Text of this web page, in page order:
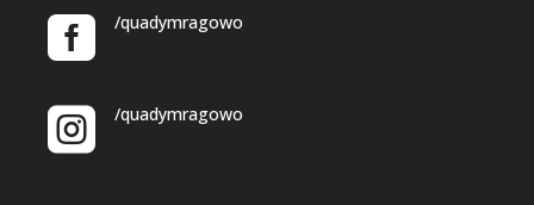
/quadymragowo
/quadymragowo